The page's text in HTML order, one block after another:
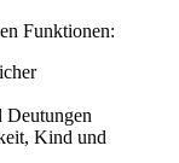
Funktionen:
Kind und